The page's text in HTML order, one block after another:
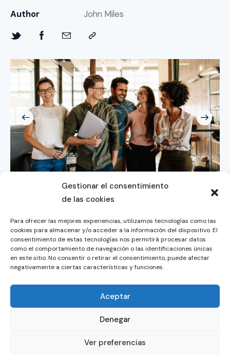
Gestionar el consentimiento
de las cookies
Para ofrecer las mejores experiencias, utilizamos tecnologías como las
cookies para almacenar y/o acceder a la información del dispositivo. El
consentimiento de estas tecnologías nos permitirá procesar datos
como el comportamiento de navegación o las identificaciones únicas
en este sitio. No consentir o retirar el consentimiento, puede afectar
negativamente a ciertas características y funciones.
Aceptar
Denegar
Ver preferencias
Author
John Miles
You May Also Like
Startup
Cost Reduction
Startup
Increasing Efficiency